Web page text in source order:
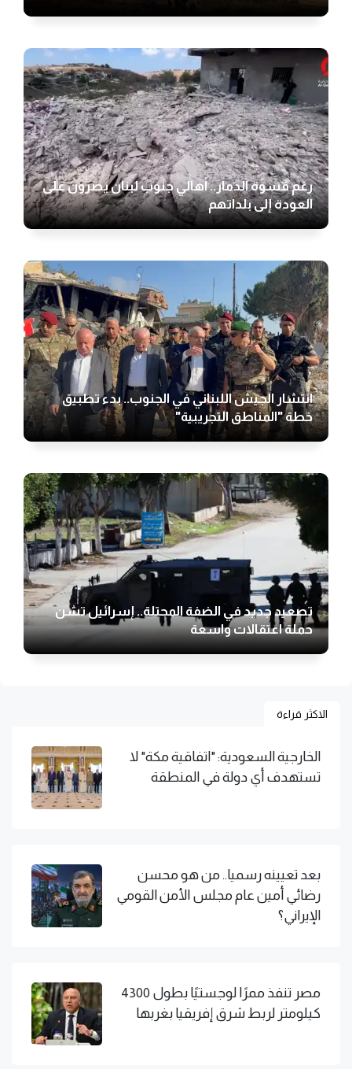
رغم قسوة الدمار.. أهالي جنوب لبنان يصرون على
العودة إلى بلداتهم
انتشار الجيش اللبناني في الجنوب.. بدء تطبيق
خطة "المناطق التجريبية"
تصعيد جديد في الضفة المحتلة.. إسرائيل تشن
حملة اعتقالات واسعة
الاكثر قراءة
الخارجية السعودية: "اتفاقية مكة" لا
تستهدف أي دولة في المنطقة
بعد تعيينه رسميا.. من هو محسن
رضائي أمين عام مجلس الأمن القومي
الإيراني؟
مصر تنفذ ممرًا لوجستيًا بطول 4300
كيلومتر لربط شرق إفريقيا بغربها